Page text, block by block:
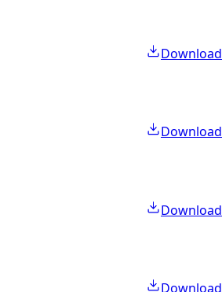
Download
Download
Download
Download